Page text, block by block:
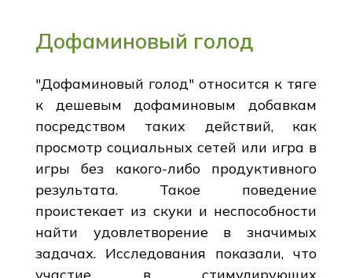
Дофаминовый голод
"Дофаминовый голод" относится к тяге
к дешевым дофаминовым добавкам
посредством таких действий, как
просмотр социальных сетей или игра в
игры без какого-либо продуктивного
результата. Такое поведение
проистекает из скуки и неспособности
найти удовлетворение в значимых
задачах. Исследования показали, что
участие в стимулирующих